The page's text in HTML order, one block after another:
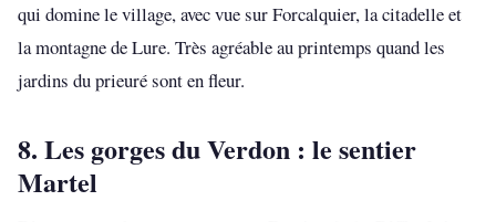
qui domine le village, avec vue sur Forcalquier, la citadelle et
la montagne de Lure. Très agréable au printemps quand les
jardins du prieuré sont en fleur.
8. Les gorges du Verdon : le sentier
Martel